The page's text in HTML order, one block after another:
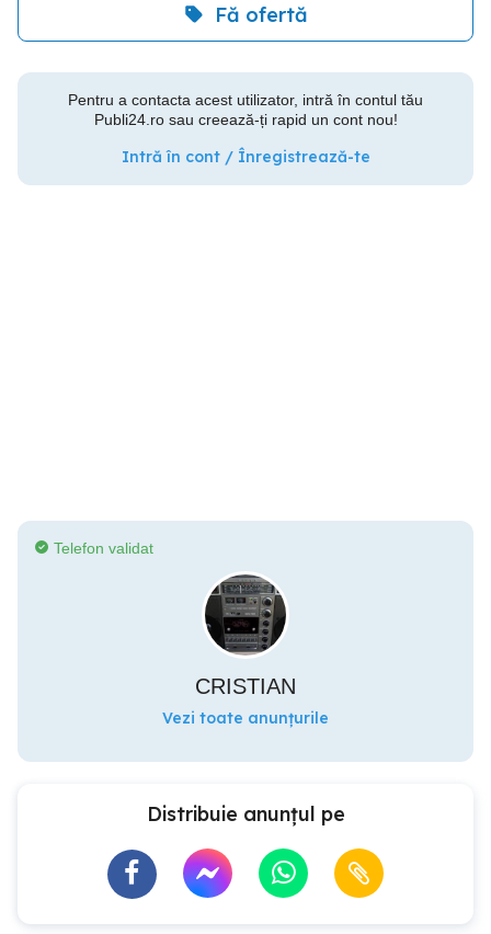
Fă ofertă
Pentru a contacta acest utilizator, intră în contul tău
Publi24.ro sau creează-ți rapid un cont nou!
Intră în cont / Înregistrează-te
Telefon validat
CRISTIAN
Vezi toate anunțurile
Distribuie anunțul pe